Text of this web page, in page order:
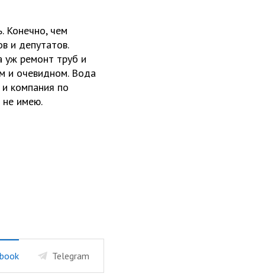
Конечно, чем
и депутатов.
ремонт труб и
и очевидном. Вода
компания по
не имею.
Telegram